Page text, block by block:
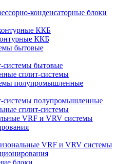
конденсаторные блоки
ККБ
ККБ
бытовые
системы бытовые
сплит-системы
полупромышленные
системы полупромышленные
сплит-системы
VRF и VRV системы
VRF и VRV системы
блоки